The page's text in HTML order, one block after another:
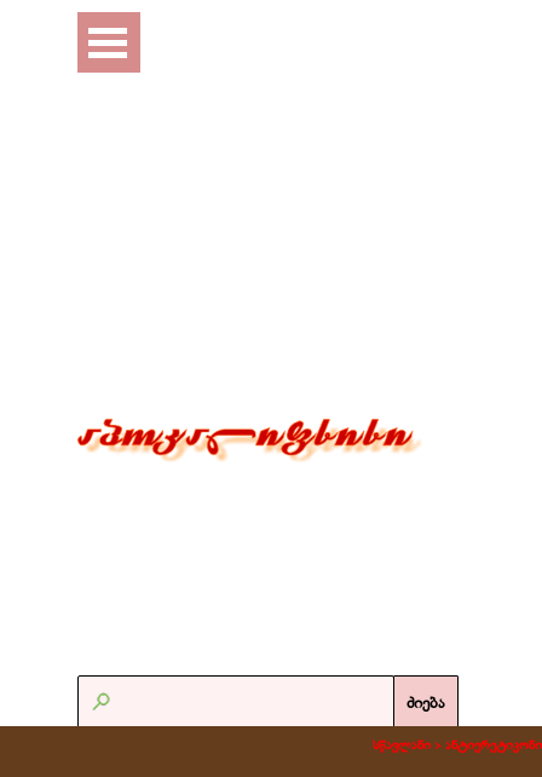
Перейти к контенту
Пропустить меню
ძიება
სწავლანი > ანტიერეტიკონი